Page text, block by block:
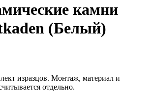
камни
(Белый)
изразцов. Монтаж, материал и
отдельно.